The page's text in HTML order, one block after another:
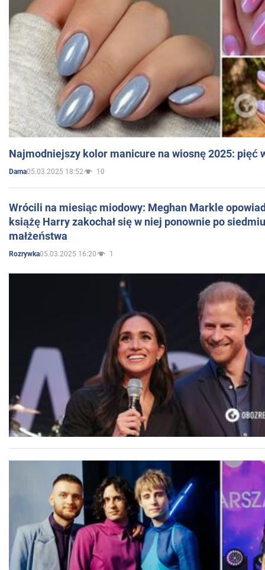
Najmodniejszy kolor manicure na wiosnę 2025: pięć
Dama05.03.2025 18:52 10
Wrócili na miesiąc miodowy: Meghan Markle
książę Harry zakochał się w niej ponownie po
małżeństwa
Rozrywka05.03.2025 16:20 1